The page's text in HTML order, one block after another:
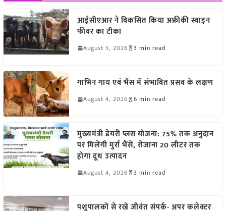
आईसीएआर ने विकसित किया अफ्रीकी स्वाइन
फीवर का टीका
August 5, 2026 3 min read
गाभिन गाय एवं भैंस में संभावित प्रसव के लक्षण
August 4, 2026 6 min read
मुख्यमंत्री डेयरी प्लस योजना: 75% तक अनुदान
पर मिलेंगी मुर्रा भैंसें, रोजाना 20 लीटर तक
होगा दूध उत्पादन
August 4, 2026 3 min read
पशुपालकों से रखें जीवंत संपर्क- अपर कलेक्टर